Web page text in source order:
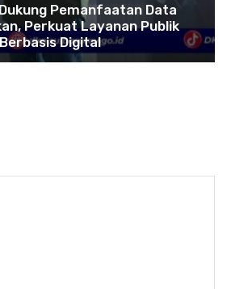
Pemanfaatan Data
Perkuat Layanan Publik
Berbasis Digital